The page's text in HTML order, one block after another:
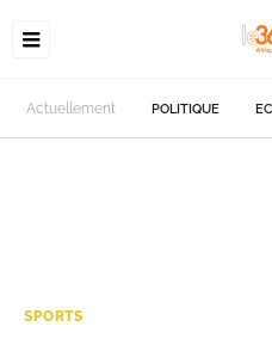
Actuellement POLITIQUE
SPORTS